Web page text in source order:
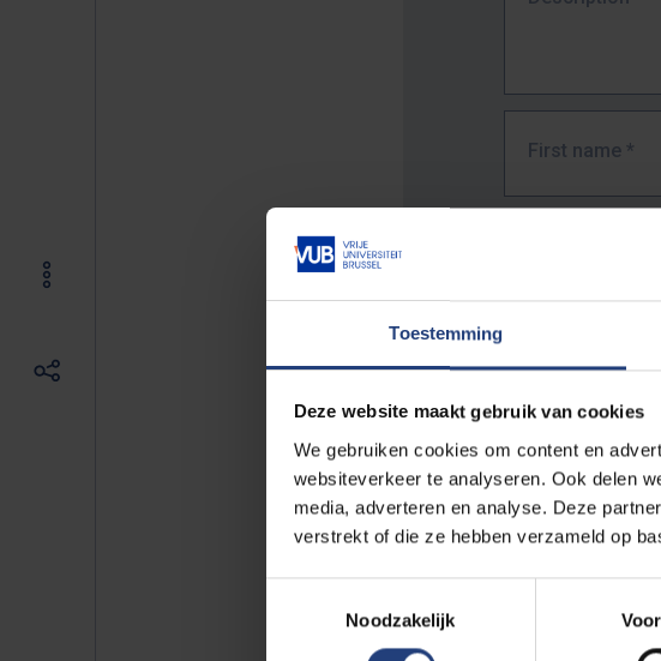
Toestemming
Deze website maakt gebruik van cookies
We gebruiken cookies om content en
websiteverkeer te analyseren. Ook delen
media, adverteren en analyse. Deze
verstrekt of die ze hebben verzameld op
Noodzakelijk
First name *
The full URL of the page
E.g. https://